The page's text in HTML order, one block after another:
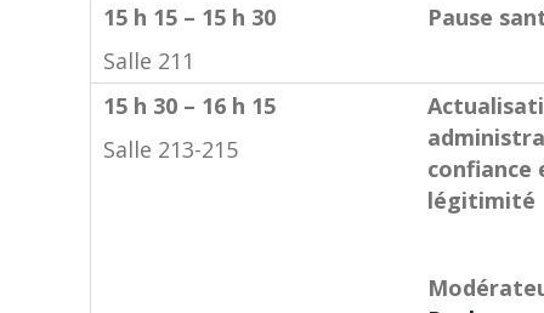
15 h 15 – 15 h 30
Salle 211
Pause
15 h 30 – 16 h 15
Salle 213-215
confiance
légitimité